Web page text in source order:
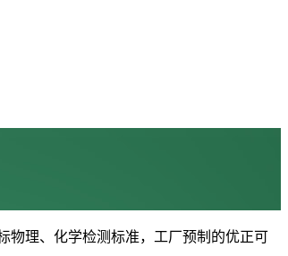
物理、化学检测标准，工厂预制的优正可